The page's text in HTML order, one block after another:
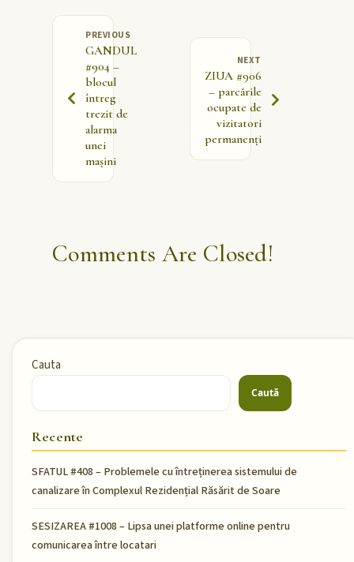
PREVIOUS
GANDUL
#904 –
blocul
întreg
trezit de
alarma
unei
mașini
NEXT
ZIUA #906
– parcările
ocupate de
vizitatori
permanenți
Comments Are Closed!
Cauta
Caută
Recente
SFATUL #408 – Problemele cu întreținerea sistemului de
canalizare în Complexul Rezidențial Răsărit de Soare
SESIZAREA #1008 – Lipsa unei platforme online pentru
comunicarea între locatari